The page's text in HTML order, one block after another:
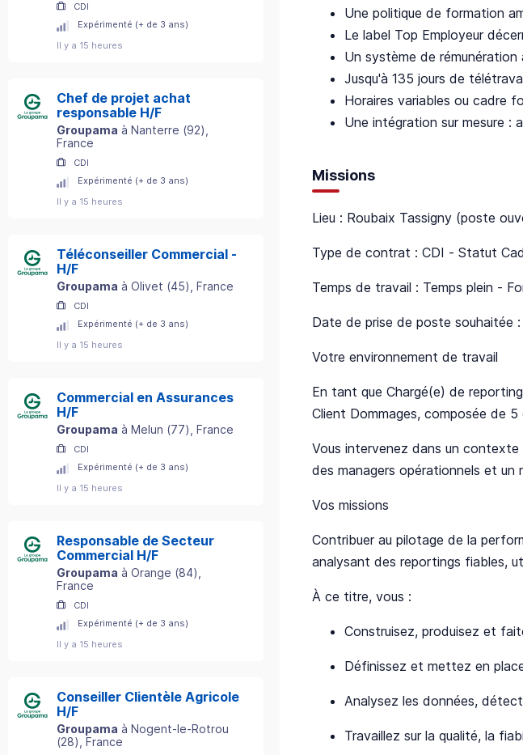
CDI
Expérimenté (+ de 3 ans)
Il y a 15 heures
Chef de projet achat
responsable H/F
Groupama à Nanterre (92)
France
CDI
Expérimenté (+ de 3 ans)
Il y a 15 heures
Téléconseiller Commercial -
H/F
Groupama à Olivet (45) , France
CDI
Expérimenté (+ de 3 ans)
Il y a 15 heures
Commercial en Assurances
H/F
Groupama à Melun (77) , France
CDI
Expérimenté (+ de 3 ans)
Il y a 15 heures
Responsable de Secteur
Commercial H/F
Groupama à Orange (84)
France
CDI
Expérimenté (+ de 3 ans)
Il y a 15 heures
Conseiller Clientèle Agricole
H/F
Groupama à Nogent-le-Rotrou
(28) , France
Une politique de formation
Le label Top Employeur
Un système de
Jusqu'à 135 jours de
Horaires variables ou cadre
Une intégration sur mesure :
Missions
Lieu : Roubaix Tassigny (poste
Type de contrat : CDI - Statut
Temps de travail : Temps plein -
Date de prise de poste souhaitée
Votre environnement de travail
En tant que Chargé(e) de
Client Dommages, composée de
Vous intervenez dans un
des managers opérationnels et un
Vos missions
Contribuer au pilotage de la
analysant des reportings fiables,
À ce titre, vous :
Construisez, produisez et
Définissez et mettez en
Analysez les données,
Travaillez sur la qualité, la